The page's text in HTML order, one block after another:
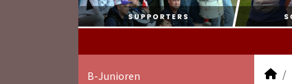
B-Junioren